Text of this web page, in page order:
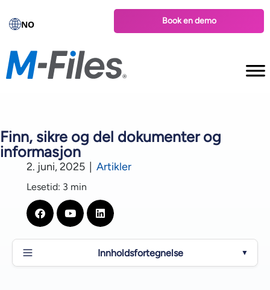
NO Book en demo
Finn, sikre og del dokumenter og
informasjon
2. juni, 2025 Artikler
Lesetid: 3 min
Innholdsfortegnelse ▼